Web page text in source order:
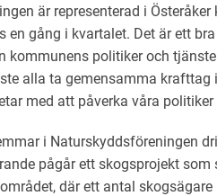
är representerad i
en gång i kvartalet. Det är ett
kommunens politiker och
alla ta gemensamma krafttag
med att påverka våra
i Naturskyddsföreningen
pågår ett skogsprojekt
där ett antal